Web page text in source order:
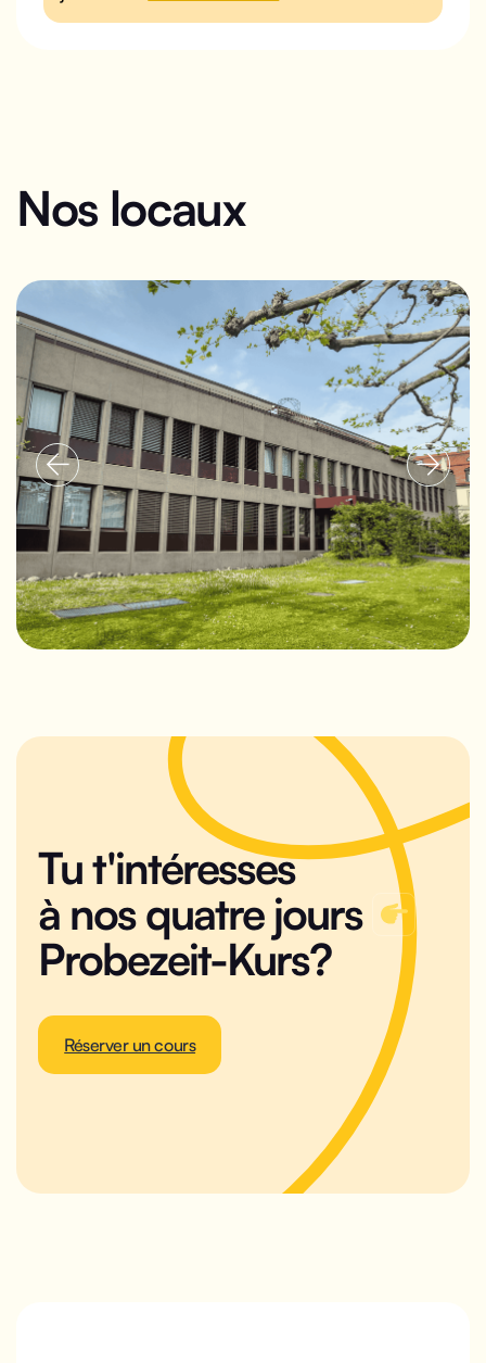
Nos locaux
Tu t'intéresses
à nos quatre jours
Probezeit-Kurs?
Réserver un cours